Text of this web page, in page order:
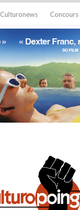
Culturonews Concours